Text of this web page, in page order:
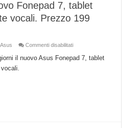
Fonepad 7, tablet
vocali. Prezzo 199
,Asus Commenti disabilitatisu
annuncia
il
il nuovo Asus Fonepad 7, tablet